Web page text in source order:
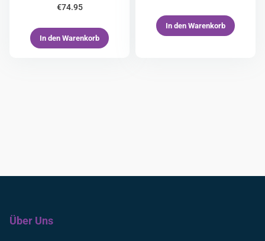
€74.95
In den Warenkorb
In den Warenkorb
Über Uns